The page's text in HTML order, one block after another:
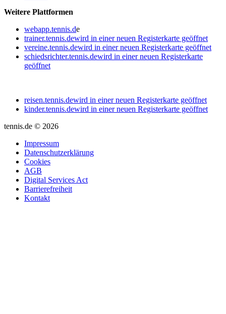
Weitere Plattformen
webapp.tennis.de
trainer.tennis.dewird in einer neuen Registerkarte geöffnet
vereine.tennis.dewird in einer neuen Registerkarte geöffnet
schiedsrichter.tennis.dewird in einer neuen Registerkarte
geöffnet
reisen.tennis.dewird in einer neuen Registerkarte geöffnet
kinder.tennis.dewird in einer neuen Registerkarte geöffnet
tennis.de © 2026
Impressum
Datenschutzerklärung
Cookies
AGB
Digital Services Act
Barrierefreiheit
Kontakt